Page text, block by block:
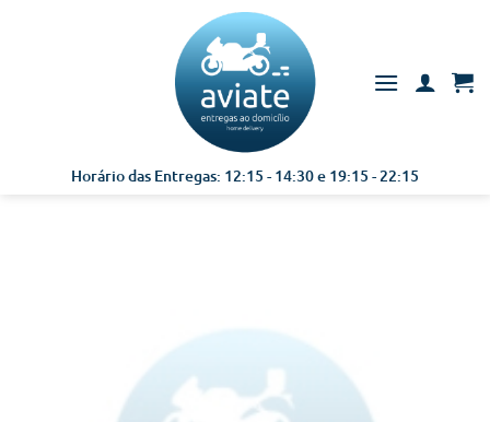
Horário das Entregas: 12:15 - 14:30 e 19:15 - 22:15